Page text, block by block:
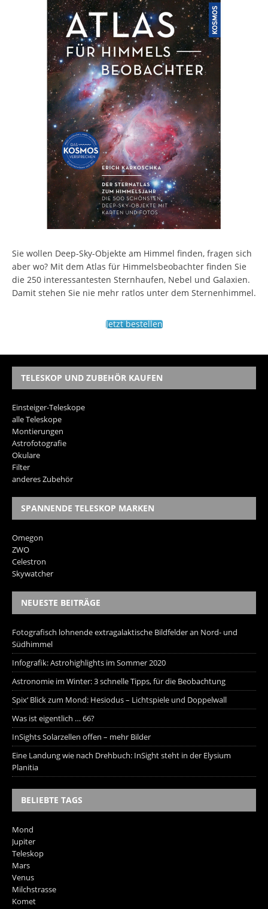
Sie wollen Deep-Sky-Objekte am Himmel finden, fragen sich
aber wo? Mit dem Atlas für Himmelsbeobachter finden Sie
die 250 interessantesten Sternhaufen, Nebel und Galaxien.
Damit stehen Sie nie mehr ratlos unter dem Sternenhimmel.
Jetzt bestellen
TELESKOP UND ZUBEHÖR KAUFEN
Einsteiger-Teleskope
alle Teleskope
Montierungen
Astrofotografie
Okulare
Filter
anderes Zubehör
SPANNENDE TELESKOP MARKEN
Omegon
ZWO
Celestron
Skywatcher
NEUESTE BEITRÄGE
Fotografisch lohnende extragalaktische Bildfelder an Nord- und
Südhimmel
Infografik: Astrohighlights im Sommer 2020
Astronomie im Winter: 3 schnelle Tipps, für die Beobachtung
Spix‘ Blick zum Mond: Hesiodus – Lichtspiele und Doppelwall
Was ist eigentlich … 66?
InSights Solarzellen offen – mehr Bilder
Eine Landung wie nach Drehbuch: InSight steht in der Elysium
Planitia
BELIEBTE TAGS
Mond
Jupiter
Teleskop
Mars
Venus
Milchstrasse
Komet